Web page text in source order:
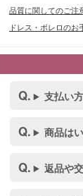
品質に関してのご注
ドレス・ボレロの
支払い
商品は
返品や